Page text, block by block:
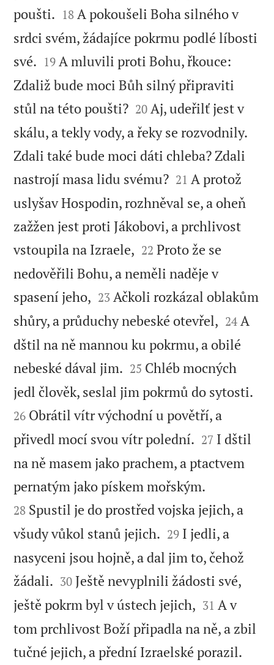
poušti. 

18 A pokoušeli Boha silného v
srdci svém, žádajíce pokrmu podlé líbosti
své. 

19 A mluvili proti Bohu, řkouce:
Zdaliž bude moci Bůh silný připraviti
stůl na této poušti?
20 Aj, udeřilť jest v
skálu, a tekly vody, a řeky se rozvodnily.
Zdali také bude moci dáti chleba? Zdali
nastrojí masa lidu svému?
21 A protož
uslyšav Hospodin, rozhněval se, a oheň
zažžen jest proti Jákobovi, a prchlivost
vstoupila na Izraele, 

22 Proto že se
nedověřili Bohu, a neměli naděje v
spasení jeho, 

23 Ačkoli rozkázal oblakům
shůry, a průduchy nebeské otevřel, 

24 A
dštil na ně mannou ku pokrmu, a obilé
nebeské dával jim. 

25 Chléb mocných
jedl člověk, seslal jim pokrmů do sytosti.
26 Obrátil vítr východní u povětří, a
přivedl mocí svou vítr polední. 

27 I dštil
na ně masem jako prachem, a ptactvem
pernatým jako pískem mořským.
28 Spustil je do prostřed vojska jejich, a
všudy vůkol stanů jejich. 

29 I jedli, a
nasyceni jsou hojně, a dal jim to, čehož
žádali. 

30 Ještě nevyplnili žádosti své,
ještě pokrm byl v ústech jejich, 

31 A v
tom prchlivost Boží připadla na ně, a zbil
tučné jejich, a přední Izraelské porazil.